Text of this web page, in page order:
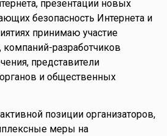
презентации новых
безопасность Интернета и
принимаю участие
компаний-разработчиков
представители
и общественных
позиции организаторов,
меры на